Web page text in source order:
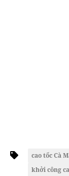
cao tốc Cà
khởi công